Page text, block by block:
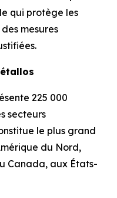
qui protège les
mesures
225 000
secteurs
le plus grand
du Nord,
Canada, aux États-